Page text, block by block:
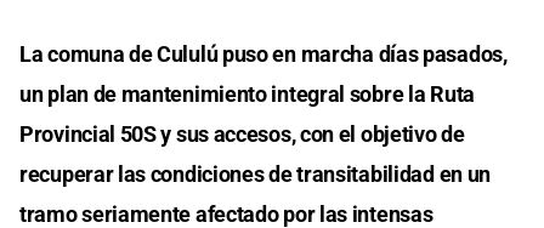
La comuna de Cululú puso en marcha días pasados,
un plan de mantenimiento integral sobre la Ruta
Provincial 50S y sus accesos, con el objetivo de
recuperar las condiciones de transitabilidad en un
tramo seriamente afectado por las intensas